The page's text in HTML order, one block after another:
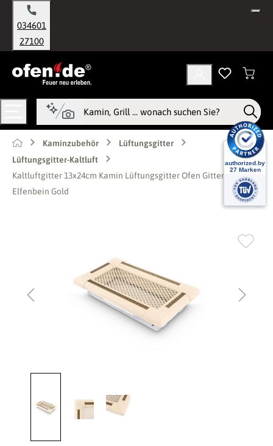
springen
034601
27100
Kaminzubehör
Lüftungsgitter
Lüftungsgitter-Kaltluft
Kaltluftgitter 13x24cm Kamin Lüftungsgitter Ofen Gitter
Elfenbein Gold